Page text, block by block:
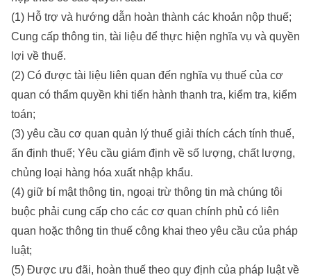
(1) Hỗ trợ và hướng dẫn hoàn thành các khoản nộp thuế;
Cung cấp thông tin, tài liệu để thực hiện nghĩa vụ và quyền
lợi về thuế.
(2) Có được tài liệu liên quan đến nghĩa vụ thuế của cơ
quan có thẩm quyền khi tiến hành thanh tra, kiểm tra, kiểm
toán;
(3) yêu cầu cơ quan quản lý thuế giải thích cách tính thuế,
ấn định thuế; Yêu cầu giám định về số lượng, chất lượng,
chủng loại hàng hóa xuất nhập khẩu.
(4) giữ bí mật thông tin, ngoại trừ thông tin mà chúng tôi
buộc phải cung cấp cho các cơ quan chính phủ có liên
quan hoặc thông tin thuế công khai theo yêu cầu của pháp
luật;
(5) Được ưu đãi, hoàn thuế theo quy định của pháp luật về